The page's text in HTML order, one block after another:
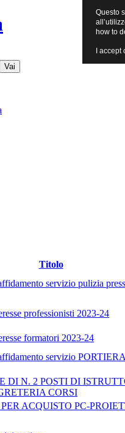
Titolo
servizio pulizia
professionisti 2023-24
formatori 2023-24
servizio
DI N. 2 POSTI DI
CORSI
ACQUISTO PC-
Questo
how to
I